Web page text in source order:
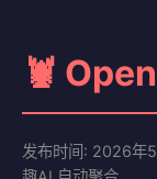
🦞
发布时间: 2026年